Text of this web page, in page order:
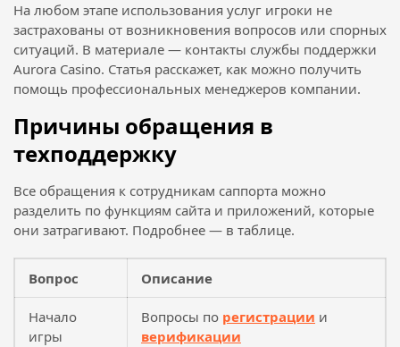
На любом этапе использования услуг игроки не
застрахованы от возникновения вопросов или спорных
ситуаций. В материале — контакты службы поддержки
Aurora Casino. Статья расскажет, как можно получить
помощь профессиональных менеджеров компании.
Причины обращения в
техподдержку
Все обращения к сотрудникам саппорта можно
разделить по функциям сайта и приложений, которые
они затрагивают. Подробнее — в таблице.
Вопрос Описание
Начало
игры
Вопросы по регистрации и
верификации